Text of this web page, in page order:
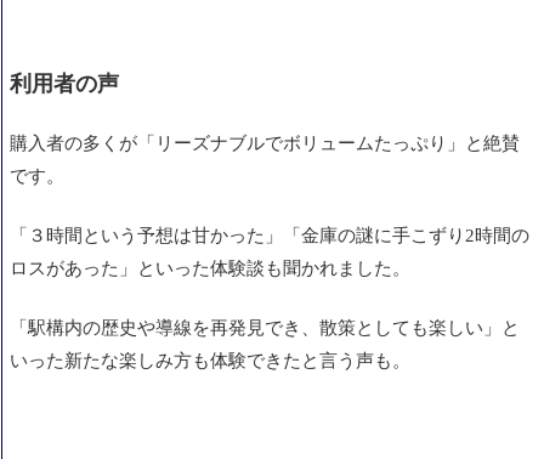
利用者の声
購入者の多くが「リーズナブルでボリュームたっぷり」と絶賛
です。
「３時間という予想は甘かった」「金庫の謎に手こずり2時間の
ロスがあった」といった体験談も聞かれました。
「駅構内の歴史や導線を再発見でき、散策としても楽しい」と
いった新たな楽しみ方も体験できたと言う声も。